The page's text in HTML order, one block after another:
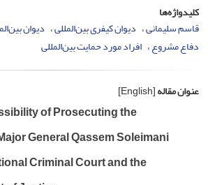
کلیدواژه‌ها
قاسم سلیمانی دیوان کیفری بین‌المللی دیوان
دفاع مشروع افراد مورد حمایت بین‌المللی
عنوان مقاله[English]
of Prosecuting the
General Qassem Soleimani
Criminal Court and the